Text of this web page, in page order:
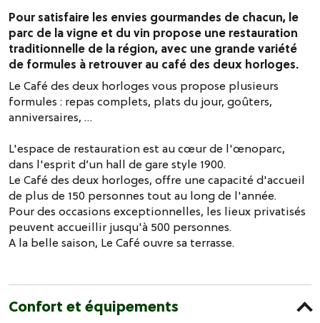
Pour satisfaire les envies gourmandes de chacun, le
parc de la vigne et du vin propose une restauration
traditionnelle de la région, avec une grande variété
de formules à retrouver au café des deux horloges.
Le Café des deux horloges vous propose plusieurs
formules : repas complets, plats du jour, goûters,
anniversaires, …
L'espace de restauration est au cœur de l'œnoparc,
dans l'esprit d’un hall de gare style 1900.
Le Café des deux horloges, offre une capacité d'accueil
de plus de 150 personnes tout au long de l'année.
Pour des occasions exceptionnelles, les lieux privatisés
peuvent accueillir jusqu'à 500 personnes.
A la belle saison, Le Café ouvre sa terrasse.
Confort et équipements